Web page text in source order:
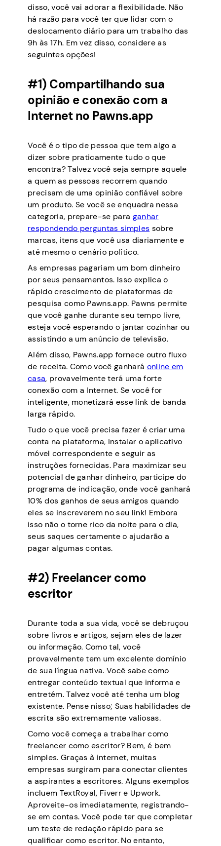
disso, você vai adorar a flexibilidade. Não
há razão para você ter que lidar com o
deslocamento diário para um trabalho das
9h às 17h. Em vez disso, considere as
seguintes opções!
#1) Compartilhando sua
opinião e conexão com a
Internet no Pawns.app
Você é o tipo de pessoa que tem algo a
dizer sobre praticamente tudo o que
encontra? Talvez você seja sempre aquele
a quem as pessoas recorrem quando
precisam de uma opinião confiável sobre
um produto. Se você se enquadra nessa
categoria, prepare-se para ganhar
respondendo perguntas simples sobre
marcas, itens que você usa diariamente e
até mesmo o cenário político.
As empresas pagariam um bom dinheiro
por seus pensamentos. Isso explica o
rápido crescimento de plataformas de
pesquisa como Pawns.app. Pawns permite
que você ganhe durante seu tempo livre,
esteja você esperando o jantar cozinhar ou
assistindo a um anúncio de televisão.
Além disso, Pawns.app fornece outro fluxo
de receita. Como você ganhará online em
casa, provavelmente terá uma forte
conexão com a Internet. Se você for
inteligente, monetizará esse link de banda
larga rápido.
Tudo o que você precisa fazer é criar uma
conta na plataforma, instalar o aplicativo
móvel correspondente e seguir as
instruções fornecidas. Para maximizar seu
potencial de ganhar dinheiro, participe do
programa de indicação, onde você ganhará
10% dos ganhos de seus amigos quando
eles se inscreverem no seu link! Embora
isso não o torne rico da noite para o dia,
seus saques certamente o ajudarão a
pagar algumas contas.
#2) Freelancer como
escritor
Durante toda a sua vida, você se debruçou
sobre livros e artigos, sejam eles de lazer
ou informação. Como tal, você
provavelmente tem um excelente domínio
de sua língua nativa. Você sabe como
entregar conteúdo textual que informa e
entretém. Talvez você até tenha um blog
existente. Pense nisso; Suas habilidades de
escrita são extremamente valiosas.
Como você começa a trabalhar como
freelancer como escritor? Bem, é bem
simples. Graças à internet, muitas
empresas surgiram para conectar clientes
a aspirantes a escritores. Alguns exemplos
incluem TextRoyal, Fiverr e Upwork.
Aproveite-os imediatamente, registrando-
se em contas. Você pode ter que completar
um teste de redação rápido para se
qualificar como escritor. No entanto,